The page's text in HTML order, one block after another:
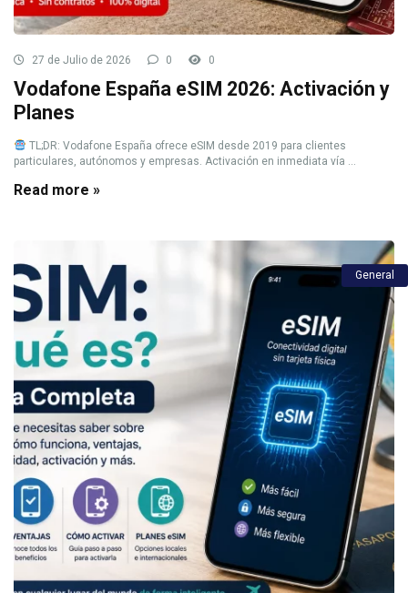
27 de Julio de 2026 0 0
Vodafone España eSIM 2026: Activación y
Planes
TL;DR: Vodafone España ofrece eSIM desde 2019 para clientes
particulares, autónomos y empresas. Activación en inmediata vía ...
Read more »
General